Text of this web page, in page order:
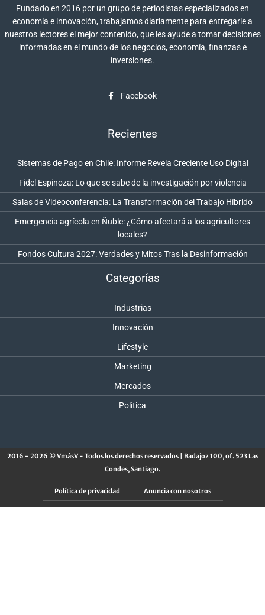
Fundado en 2016 por un grupo de periodistas especializados en
economía e innovación, trabajamos diariamente para entregarle a
nuestros lectores el mejor contenido, que les ayude a tomar decisiones
informadas en el mundo de los negocios, economía, finanzas e
inversiones.
Facebook
Recientes
Sistemas de Pago en Chile: Informe Revela Creciente Uso Digital
Fidel Espinoza: Lo que se sabe de la investigación por violencia
Salas de Videoconferencia: La Transformación del Trabajo Híbrido
Emergencia agrícola en Ñuble: ¿Cómo afectará a los agricultores
locales?
Fondos Cultura 2027: Verdades y Mitos Tras la Desinformación
Categorías
Industrias
Innovación
Lifestyle
Marketing
Mercados
Política
2016 - 2026 © VmásV - Todos los derechos reservados | Badajoz 100, of. 523 Las
Condes, Santiago.
Política de privacidad Anuncia con nosotros